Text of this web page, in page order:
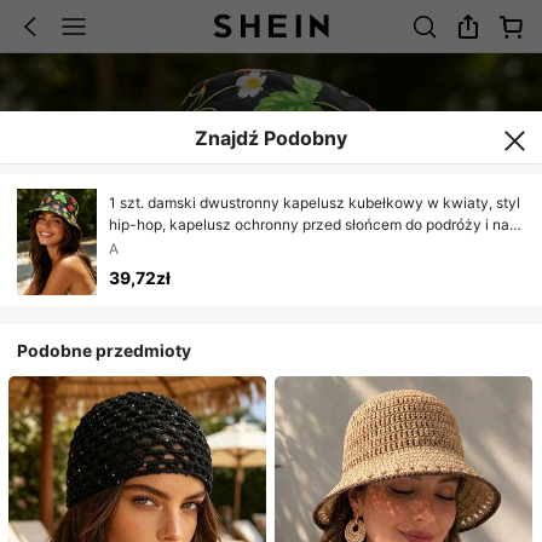
Znajdź Podobny
1 szt. damski dwustronny kapelusz kubełkowy w kwiaty, styl
hip-hop, kapelusz ochronny przed słońcem do podróży i na
zewnątrz, uniwersalny drukowany kapelusz kubełkowy
A
39,72zł
Podobne przedmioty